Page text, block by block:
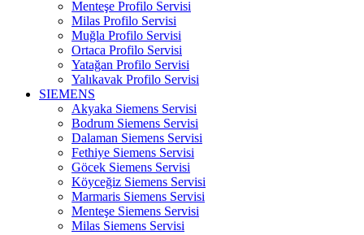
Menteşe Profilo Servisi
Milas Profilo Servisi
Muğla Profilo Servisi
Ortaca Profilo Servisi
Yatağan Profilo Servisi
Yalıkavak Profilo Servisi
SIEMENS
Akyaka Siemens Servisi
Bodrum Siemens Servisi
Dalaman Siemens Servisi
Fethiye Siemens Servisi
Göcek Siemens Servisi
Köyceğiz Siemens Servisi
Marmaris Siemens Servisi
Menteşe Siemens Servisi
Milas Siemens Servisi